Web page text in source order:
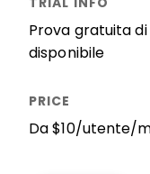
Prova gratuita
disponibile
Da $10/utente/